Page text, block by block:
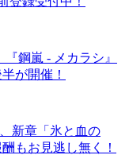
鋼嵐 - メカラシ』
が開催！
新章「氷と血の
もお見逃し無く！